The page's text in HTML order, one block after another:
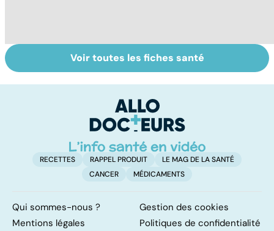
La tuberculose
pulmonaire
Tout savoir sur
les infections
Voir toutes les fiches santé
RECETTES RAPPEL PRODUIT
LE MAG DE LA SANTÉ
CANCER
MÉDICAMENTS
Qui sommes-nous ?
Gestion des cookies
Mentions légales
Politiques de confidentialité